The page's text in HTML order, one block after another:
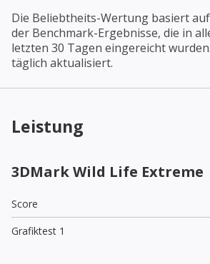
Die Beliebtheits-Wertung basiert
der Benchmark-Ergebnisse, die in
letzten 30 Tagen eingereicht
täglich aktualisiert.
Leistung
3DMark Wild Life Extreme
Score
Grafiktest 1